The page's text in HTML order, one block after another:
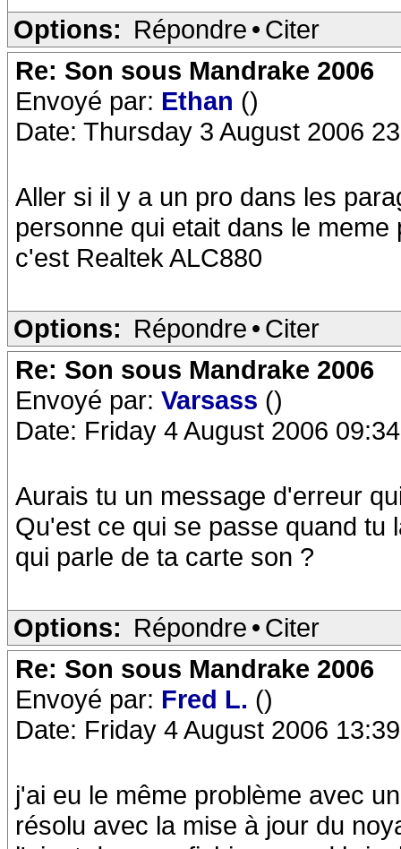
Options: Répondre • Citer
Re: Son sous Mandrake 2006
Envoyé par: Ethan ()
Date: Thursday 3 August 2006
Aller si il y a un pro dans les
personne qui etait dans le
c'est Realtek ALC880
Options: Répondre • Citer
Re: Son sous Mandrake 2006
Envoyé par: Varsass ()
Date: Friday 4 August 2006
Aurais tu un message d'erreur
Qu'est ce qui se passe quand tu
qui parle de ta carte son ?
Options: Répondre • Citer
Re: Son sous Mandrake 2006
Envoyé par: Fred L. ()
Date: Friday 4 August 2006
j'ai eu le même problème avec
résolu avec la mise à jour du